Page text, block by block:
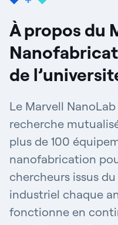
À propos du
de
Le Marvell
recherche
plus de 100
nanofabrication
chercheurs issus
industriel chaque
fonctionne en